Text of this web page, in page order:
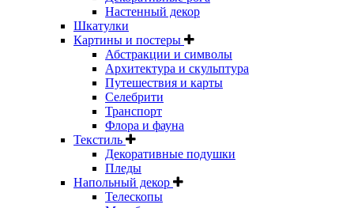
Настенный декор
Шкатулки
Картины и постеры
Абстракции и символы
Архитектура и скульптура
Путешествия и карты
Селебрити
Транспорт
Флора и фауна
Текстиль
Декоративные подушки
Пледы
Напольный декор
Телескопы